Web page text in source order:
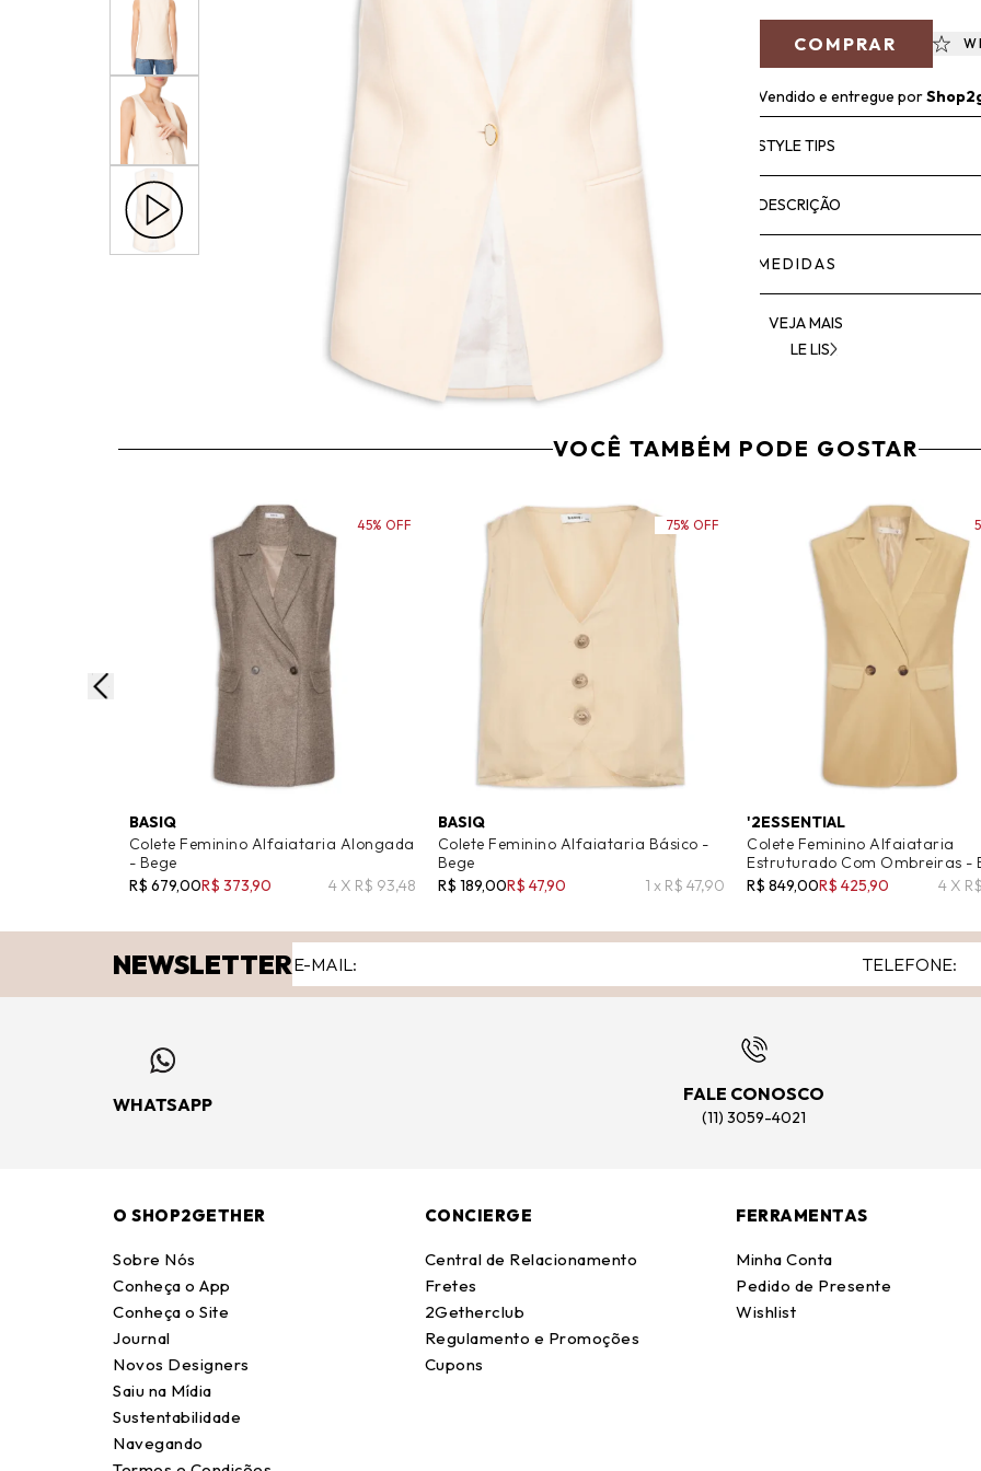
COMPRAR
Vendido e entregue por
STYLE TIPS
DESCRIÇÃO
MEDIDAS
VEJA MAIS
LE LIS
VOCÊ TAMBÉM PODE GOSTAR
BASIQ
Colete Feminino Alfaiataria Alongada
- Bege
R$ 679,00R$ 373,90 4 X R$ 93,48
45% OFF
BASIQ
Colete Feminino Alfaiataria Básico -
Bege
R$ 189,00R$ 47,90 1 x R$ 47,90
75% OFF
'2ESSENTIAL
Colete Feminino Alfaiataria
Estruturado Com Ombreiras -
R$ 849,00R$ 425,90 4 X
NEWSLETTER
WHATSAPP
FALE CONOSCO
(11) 3059-4021
O SHOP2GETHER
Sobre Nós
Conheça o App
Conheça o Site
Journal
Novos Designers
Saiu na Mídia
Sustentabilidade
Navegando
CONCIERGE
Central de Relacionamento
Fretes
2Getherclub
Regulamento e Promoções
Cupons
FERRAMENTAS
Minha Conta
Pedido de Presente
Wishlist